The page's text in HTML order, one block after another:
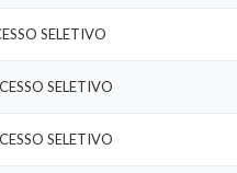
SELETIVO
SELETIVO
SELETIVO